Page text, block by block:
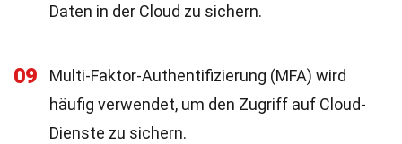
Daten in der Cloud zu sichern.
09
Multi-Faktor-Authentifizierung (MFA) wird
häufig verwendet, um den Zugriff auf Cloud-
Dienste zu sichern.